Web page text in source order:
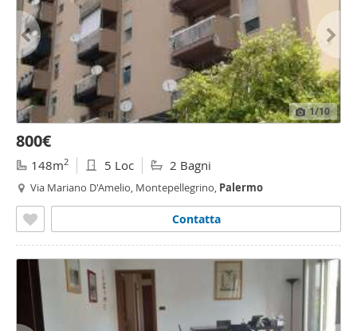
1/10
800€
148m2 5 Loc 2 Bagni
Via Mariano D'Amelio, Montepellegrino, Palermo
Contatta